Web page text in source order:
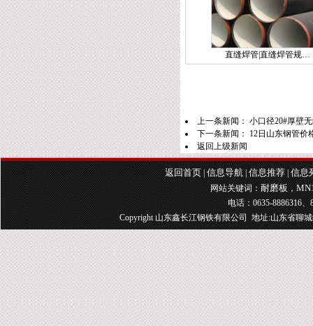
直缝焊管|直缝焊管规…
上一条新闻： 小口径20#厚壁
下一条新闻：
12日山东钢管
返回上级新闻
返回首页|信息导航|信息推荐|信息
网站关键词：耐磨板，
电话：0635-8886316
Copyright 山东鑫长江钢铁有限公司 地址:山东省聊